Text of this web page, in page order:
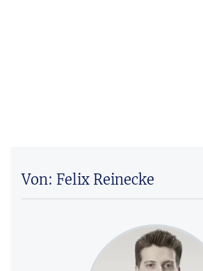
Von: Felix Reinecke